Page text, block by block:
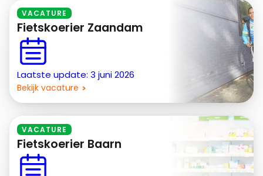
VACATURE
Fietskoerier Zaandam
Laatste update: 3 juni 2026
Bekijk vacature
VACATURE
Fietskoerier Baarn